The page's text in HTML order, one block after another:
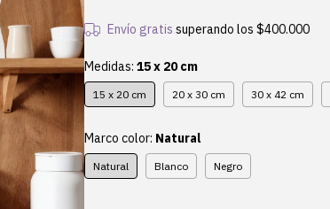
Envío gratis superando los$400.000
Medidas: 15 x 20 cm
15 x 20 cm 20 x 30 cm 30 x 42 cm
Marco color: Natural
Natural Blanco Negro